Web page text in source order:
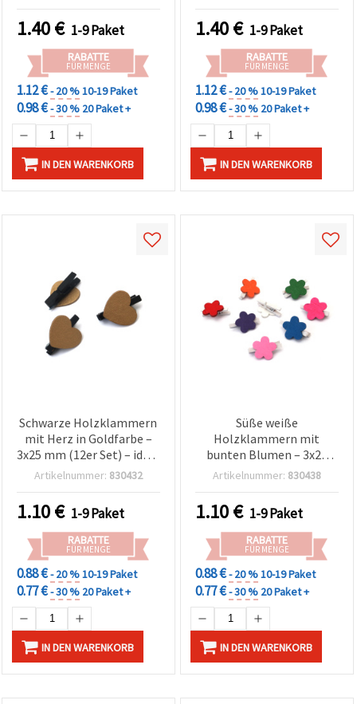
Geschenkverpackung
1.40€ 1-9 Paket
RABATTE
FÜR MENGE
1.12 €- 20 %10-19 Paket
0.98 €- 30 % 20 Paket +
IN DEN WARENKORB
1.40€ 1-9 Paket
RABATTE
FÜR MENGE
1.12 €- 20 %10-19 Paket
0.98 €- 30 % 20 Paket +
IN DEN WARENKORB
Schwarze Holzklammern
mit Herz in Goldfarbe –
3x25 mm (12er Set) – ideal
für Basteln,
Event-Deko
Artikelnummer: 830432
1.10€ 1-9 Paket
RABATTE
FÜR MENGE
0.88 €- 20 %10-19 Paket
0.77 €- 30 % 20 Paket +
IN DEN WARENKORB
Süße weiße
Holzklammern mit
bunten Blumen – 3x25
mm (Set 12 Stück) – ideal
Frühlingsdeko & DIY-
Geschenke
Artikelnummer: 830438
1.10€ 1-9 Paket
RABATTE
FÜR MENGE
0.88 €- 20 %10-19 Paket
0.77 €- 30 % 20 Paket +
IN DEN WARENKORB